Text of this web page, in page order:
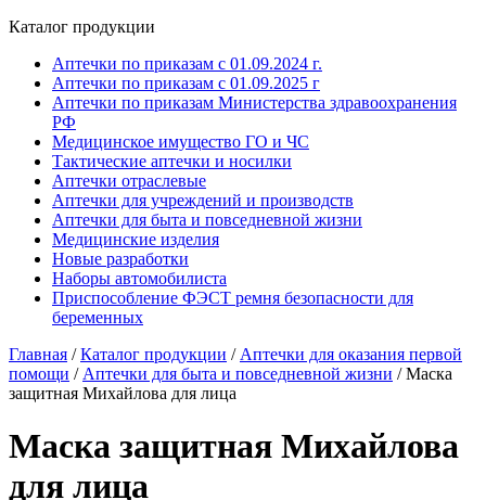
Каталог продукции
Аптечки по приказам с 01.09.2024 г.
Аптечки по приказам с 01.09.2025 г
Аптечки по приказам Министерства здравоохранения
РФ
Медицинское имущество ГО и ЧС
Тактические аптечки и носилки
Аптечки отраслевые
Аптечки для учреждений и производств
Аптечки для быта и повседневной жизни
Медицинские изделия
Новые разработки
Наборы автомобилиста
Приспособление ФЭСТ ремня безопасности для
беременных
Главная / Каталог продукции / Аптечки для оказания первой
помощи / Аптечки для быта и повседневной жизни / Маска
защитная Михайлова для лица
Маска защитная Михайлова
для лица